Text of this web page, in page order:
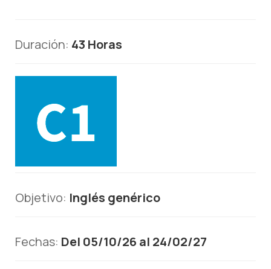
Duración: 43 Horas
Objetivo: Inglés genérico
Fechas: Del 05/10/26 al 24/02/27